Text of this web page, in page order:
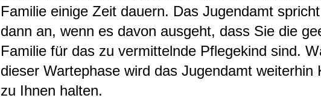
Familie einige Zeit dauern. Das Jugendamt
dann an, wenn es davon ausgeht, dass Sie die
Familie für das zu vermittelnde Pflegekind sind.
dieser Wartephase wird das Jugendamt weiterhin
zu Ihnen halten.